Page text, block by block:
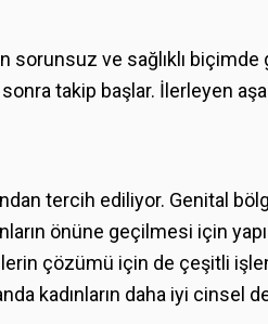
ve sağlıklı biçimde
takip başlar. İlerleyen
tercih ediliyor. Genital
önüne geçilmesi için
çözümü için de çeşitli
kadınların daha iyi cinsel